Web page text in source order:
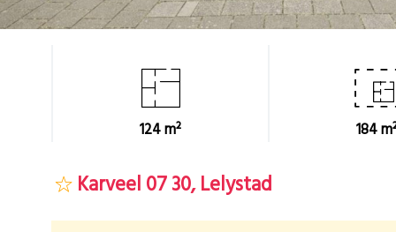
124 m² 184
Karveel 07 30, Lelystad